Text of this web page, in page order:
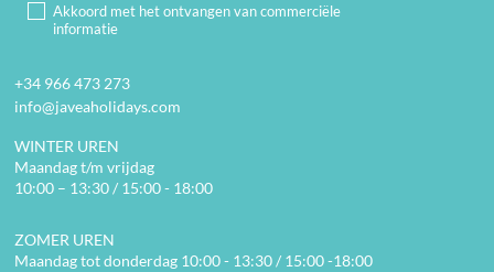
Akkoord met het ontvangen van commerciële
informatie
+34 966 473 273
info@javeaholidays.com
WINTER UREN
Maandag t/m vrijdag
10:00 – 13:30 / 15:00 - 18:00
ZOMER UREN
Maandag tot donderdag 10:00 - 13:30 / 15:00 -18:00